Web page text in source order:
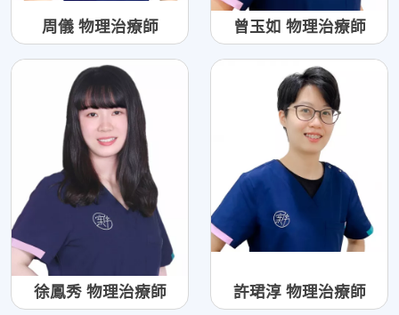
周儀 物理治療師 曾玉如 物理治療師
徐鳳秀 物理治療師 許珺淳 物理治療師